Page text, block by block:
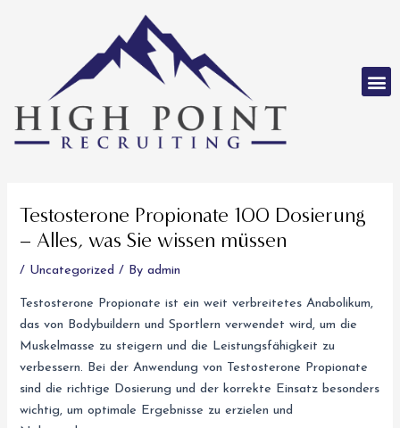
Testosterone Propionate 100 Dosierung
– Alles, was Sie wissen müssen
/ Uncategorized / Byadmin
Testosterone Propionate ist ein weit verbreitetes Anabolikum,
das von Bodybuildern und Sportlern verwendet wird, um die
Muskelmasse zu steigern und die Leistungsfähigkeit zu
verbessern. Bei der Anwendung von Testosterone Propionate
sind die richtige Dosierung und der korrekte Einsatz besonders
wichtig, um optimale Ergebnisse zu erzielen und